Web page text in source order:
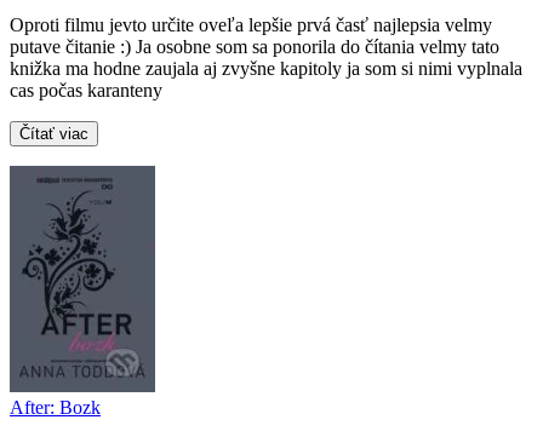
Oproti filmu jevto určite oveľa lepšie prvá časť najlepsia velmy
putave čitanie :) Ja osobne som sa ponorila do čítania velmy tato
knižka ma hodne zaujala aj zvyšne kapitoly ja som si nimi vyplnala
cas počas karanteny
Čítať viac
After: Bozk